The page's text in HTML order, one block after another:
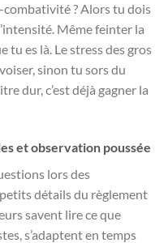
? Alors tu dois
Même feinter la
es là. Le stress des gros
sinon tu sors du
dur, c’est déjà gagner la
et observation poussée
lors des
détails du règlement
savent lire ce que
s’adaptent en temps